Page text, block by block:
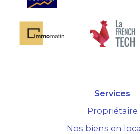
Services
Propriétaire
Nos biens en